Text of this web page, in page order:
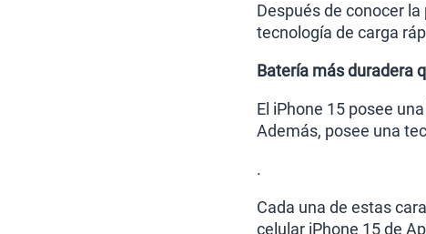
Después de conocer
tecnología de carga
Batería más duradera
El iPhone 15 posee
Además, posee una
.
Cada una de estas
celular iPhone 15 de